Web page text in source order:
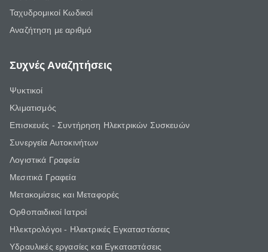
Ταχυδρομικοί Κωδικοί
Αναζήτηση με αριθμό
Συχνές Αναζητήσεις
Ψυκτικοί
Κλιματισμός
Επισκευές - Συντήρηση Ηλεκτρικών Συσκευών
Συνεργεία Αυτοκινήτων
Λογιστικά Γραφεία
Μεσιτικά Γραφεία
Μετακομίσεις και Μεταφορές
Ορθοπαιδικοί Ιατροί
Ηλεκτρολόγοι - Ηλεκτρικές Εγκαταστάσεις
Υδραυλικές εργασίες και Εγκαταστάσεις